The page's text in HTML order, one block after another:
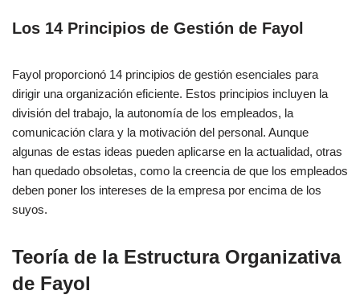
Los 14 Principios de Gestión de Fayol
Fayol proporcionó 14 principios de gestión esenciales para
dirigir una organización eficiente. Estos principios incluyen la
división del trabajo, la autonomía de los empleados, la
comunicación clara y la motivación del personal. Aunque
algunas de estas ideas pueden aplicarse en la actualidad, otras
han quedado obsoletas, como la creencia de que los empleados
deben poner los intereses de la empresa por encima de los
suyos.
Teoría de la Estructura Organizativa
de Fayol